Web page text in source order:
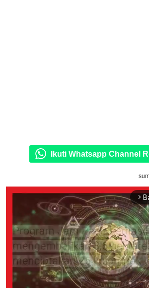
Ikuti Whatsapp Channel
arrow_forward_ios